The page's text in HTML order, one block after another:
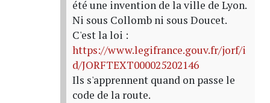
été une invention de la ville de Lyon.
Ni sous Collomb ni sous Doucet.
C'est la loi :
https://www.legifrance.gouv.fr/jorf/i
d/JORFTEXT000025202146
Ils s'apprennent quand on passe le
code de la route.